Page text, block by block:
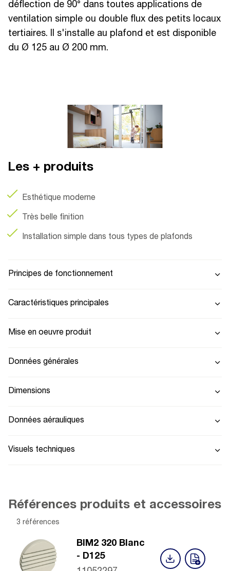
déflection de 90° dans toutes applications de
ventilation simple ou double flux des petits locaux
tertiaires. Il s'installe au plafond et est disponible
du Ø 125 au Ø 200 mm.
Les + produits
Esthétique moderne
Très belle finition
Installation simple dans tous types de plafonds
Principes de fonctionnement
Caractéristiques principales
Mise en oeuvre produit
Données générales
Dimensions
Données aérauliques
Visuels techniques
Références produits et accessoires
3 références
BIM2 320 Blanc
- D125